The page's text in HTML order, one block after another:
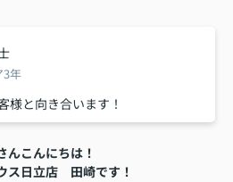
3年
様と向き合います！
んこんにちは！
ス日立店 田崎です！